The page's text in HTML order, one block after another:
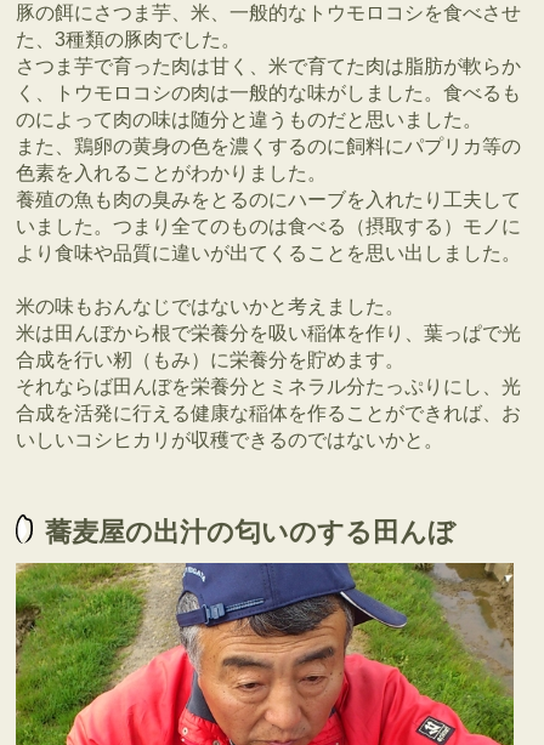
豚の餌にさつま芋、米、一般的なトウモロコシを食べさせ
た、3種類の豚肉でした。
さつま芋で育った肉は甘く、米で育てた肉は脂肪が軟らか
く、トウモロコシの肉は一般的な味がしました。食べるも
のによって肉の味は随分と違うものだと思いました。
また、鶏卵の黄身の色を濃くするのに飼料にパプリカ等の
色素を入れることがわかりました。
養殖の魚も肉の臭みをとるのにハーブを入れたり工夫して
いました。つまり全てのものは食べる（摂取する）モノに
より食味や品質に違いが出てくることを思い出しました。
米の味もおんなじではないかと考えました。
米は田んぼから根で栄養分を吸い稲体を作り、葉っぱで光
合成を行い籾（もみ）に栄養分を貯めます。
それならば田んぼを栄養分とミネラル分たっぷりにし、光
合成を活発に行える健康な稲体を作ることができれば、お
いしいコシヒカリが収穫できるのではないかと。
蕎麦屋の出汁の匂いのする田んぼ